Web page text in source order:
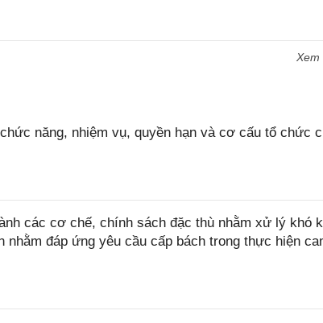
Xem
năng, nhiệm vụ, quyền hạn và cơ cấu tổ chức
các cơ chế, chính sách đặc thù nhằm xử lý khó
đáp ứng yêu cầu cấp bách trong thực hiện